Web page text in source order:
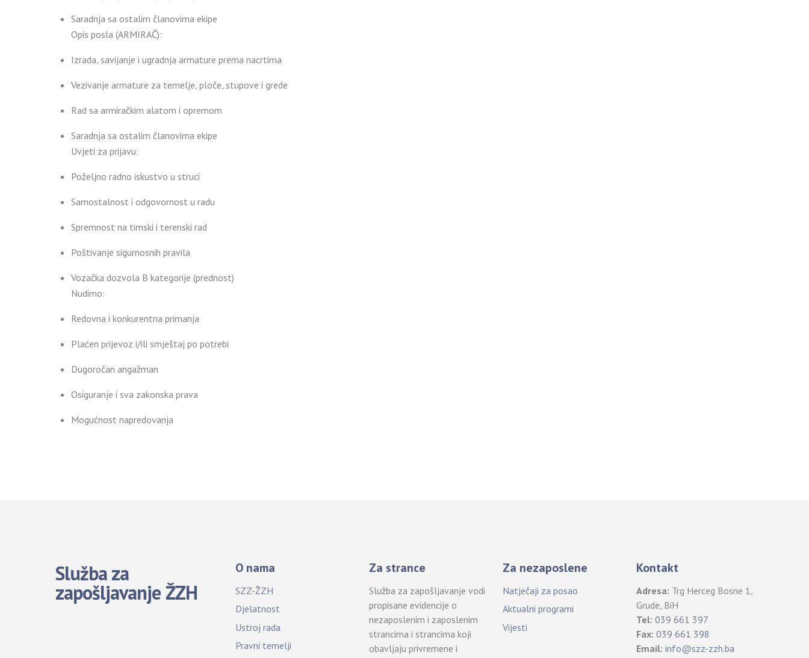
Saradnja sa ostalim članovima ekipe
Opis posla (ARMIRAČ):
Izrada, savijanje i ugradnja armature prema nacrtima
Vezivanje armature za temelje, ploče, stupove i grede
Rad sa armiračkim alatom i opremom
Saradnja sa ostalim članovima ekipe
Uvjeti za prijavu:
Poželjno radno iskustvo u struci
Samostalnost i odgovornost u radu
Spremnost na timski i terenski rad
Poštivanje sigurnosnih pravila
Vozačka dozvola B kategorije (prednost)
Nudimo:
Redovna i konkurentna primanja
Plaćen prijevoz i/ili smještaj po potrebi
Dugoročan angažman
Osiguranje i sva zakonska prava
Mogućnost napredovanja
Služba za
zapošljavanje ŽZH
O nama
SZZ-ŽZH
Djelatnost
Ustroj rada
Pravni temelji
Za strance
Služba za zapošljavanje vodi
propisane evidencije o
nezaposlenim i zaposlenim
strancima i strancima koji
obavljaju privremene i
Za nezaposlene
Natječaji za posao
Aktualni programi
Vijesti
Kontakt
Adresa: Trg Herceg Bosne 1,
Grude, BiH
Tel: 039 661 397
Fax: 039 661 398
Email: info@szz-zzh.ba